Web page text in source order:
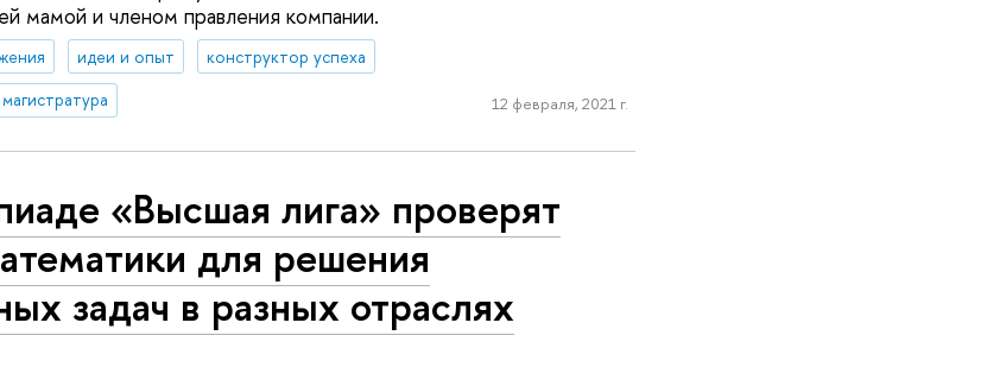
мамой и членом правления компании.
идеи и опыт
конструктор успеха
магистратура 12 февраля, 2021 г.
«Высшая лига» проверят
для решения
задач в разных отраслях